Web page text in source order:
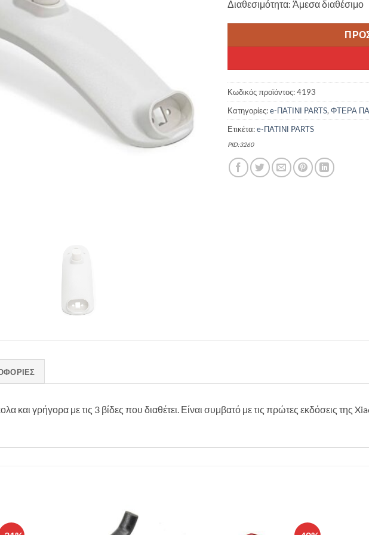
12.00 €.είναι:
9.90 €.
Διαθεσιμότητα: Άμεσα διαθέσιμο
Κωδικός προϊόντος:4193
Κατηγορίες:e-ΠΑΤΙΝΙ PARTS, ΦΤΕΡΑ
Ετικέτα:e-ΠΑΤΙΝΙ PARTS
PID:3260
και γρήγορα με τις 3 βίδες που διαθέτει. Είναι συμβατό με τις πρώτες εκδόσεις της